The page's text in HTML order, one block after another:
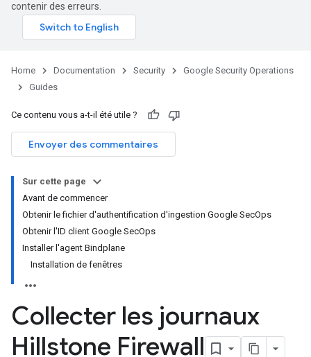
contenir des erreurs.
Home Documentation Security
Google Security Operations
Guides
Ce contenu vous a-t-il été utile ?
Envoyer des commentaires
Sur cette page
Avant de commencer
Obtenir le fichier d'authentification d'ingestion Google SecOps
Obtenir l'ID client Google SecOps
Installer l'agent Bindplane
Installation de fenêtres
Collecter les journaux
Hillstone Firewall